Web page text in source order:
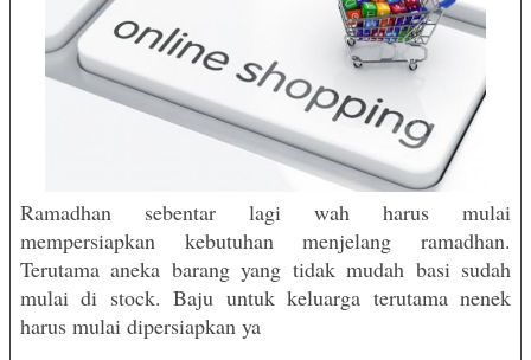
Ramadhan sebentar lagi wah harus mulai
mempersiapkan kebutuhan menjelang ramadhan.
Terutama aneka barang yang tidak mudah basi sudah
mulai di stock. Baju untuk keluarga terutama nenek
harus mulai dipersiapkan ya